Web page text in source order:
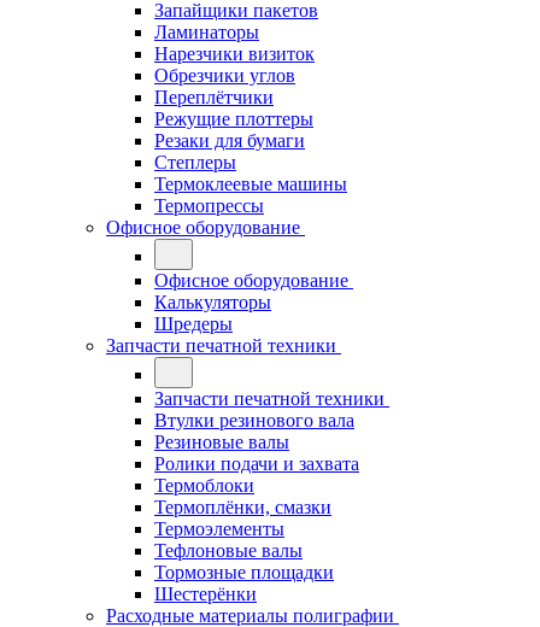
Запайщики пакетов
Ламинаторы
Нарезчики визиток
Обрезчики углов
Переплётчики
Режущие плоттеры
Резаки для бумаги
Степлеры
Термоклеевые машины
Термопрессы
Офисное оборудование
Офисное оборудование
Калькуляторы
Шредеры
Запчасти печатной техники
Запчасти печатной техники
Втулки резинового вала
Резиновые валы
Ролики подачи и захвата
Термоблоки
Термоплёнки, смазки
Термоэлементы
Тефлоновые валы
Тормозные площадки
Шестерёнки
Расходные материалы полиграфии